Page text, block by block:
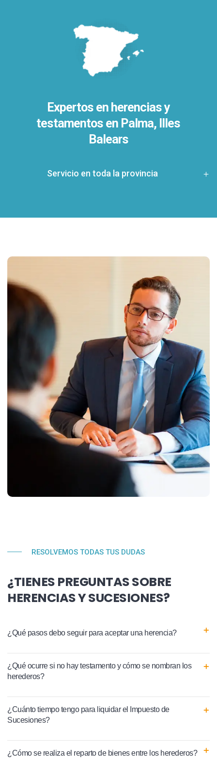
Expertos en herencias y
testamentos en Palma, Illes
Balears
Servicio en toda la provincia
RESOLVEMOS TODAS TUS DUDAS
¿TIENES PREGUNTAS SOBRE
HERENCIAS Y SUCESIONES?
¿Qué pasos debo seguir para aceptar una herencia?
¿Qué ocurre si no hay testamento y cómo se nombran los
herederos?
¿Cuánto tiempo tengo para liquidar el Impuesto de
Sucesiones?
¿Cómo se realiza el reparto de bienes entre los herederos?